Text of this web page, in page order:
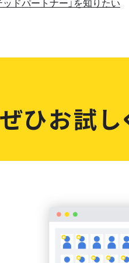
ぜひお試し